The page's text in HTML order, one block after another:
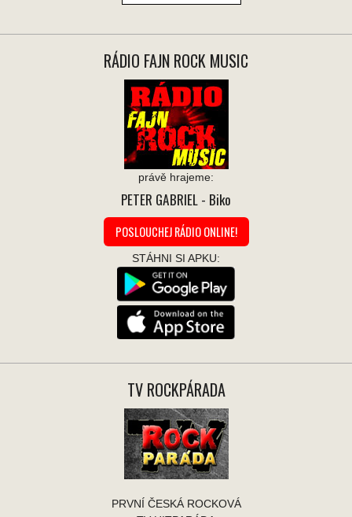
RÁDIO FAJN ROCK MUSIC
právě hrajeme:
PETER GABRIEL- Biko
POSLOUCHEJ RÁDIO ONLINE!
STÁHNI SI APKU:
TV ROCKPÁRADA
PRVNÍ ČESKÁ ROCKOVÁ